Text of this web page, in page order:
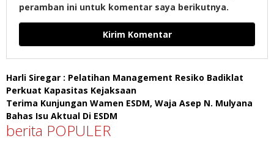
peramban ini untuk komentar saya berikutnya.
Harli Siregar : Pelatihan Management Resiko Badiklat
Perkuat Kapasitas Kejaksaan
Terima Kunjungan Wamen ESDM, Waja Asep N. Mulyana
Bahas Isu Aktual Di ESDM
berita POPULER